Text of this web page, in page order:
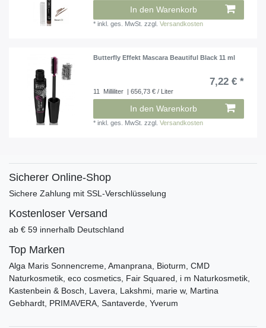
In den Warenkorb
*inkl. ges. MwSt. zzgl.Versandkosten
Butterfly Effekt Mascara Beautiful Black 11 ml
7,22 € *
11 Milliliter | 656,73 € / Liter
In den Warenkorb
*inkl. ges. MwSt. zzgl.Versandkosten
Sicherer Online-Shop
Sichere Zahlung mit SSL-Verschlüsselung
Kostenloser Versand
ab € 59 innerhalb Deutschland
Top Marken
Alga Maris Sonnencreme, Amanprana, Bioturm, CMD
Naturkosmetik, eco cosmetics, Fair Squared, i m Naturkosmetik,
Kastenbein & Bosch, Lavera, Lakshmi, marie w, Martina
Gebhardt, PRIMAVERA, Santaverde, Yverum